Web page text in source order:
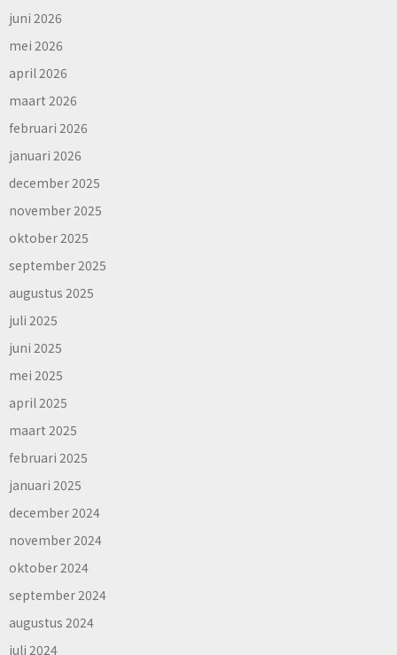
juni 2026
mei 2026
april 2026
maart 2026
februari 2026
januari 2026
december 2025
november 2025
oktober 2025
september 2025
augustus 2025
juli 2025
juni 2025
mei 2025
april 2025
maart 2025
februari 2025
januari 2025
december 2024
november 2024
oktober 2024
september 2024
augustus 2024
juli 2024